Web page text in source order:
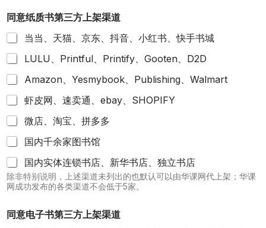
同意纸质书第三方上架渠道
当当、天猫、京东、抖音、小红书、快手书城
LULU、Printful、Printify、Gooten、D2D
Amazon、Yesmybook、Publishing、Walmart
虾皮网、速卖通、ebay、SHOPIFY
微店、淘宝、拼多多
国内千余家图书馆
国内实体连锁书店、新华书店、独立书店
除非特别说明，上述渠道未列出的也默认可以由华课网代上架；华课
网成功发布的各类渠道不会低于5家。
同意电子书第三方上架渠道